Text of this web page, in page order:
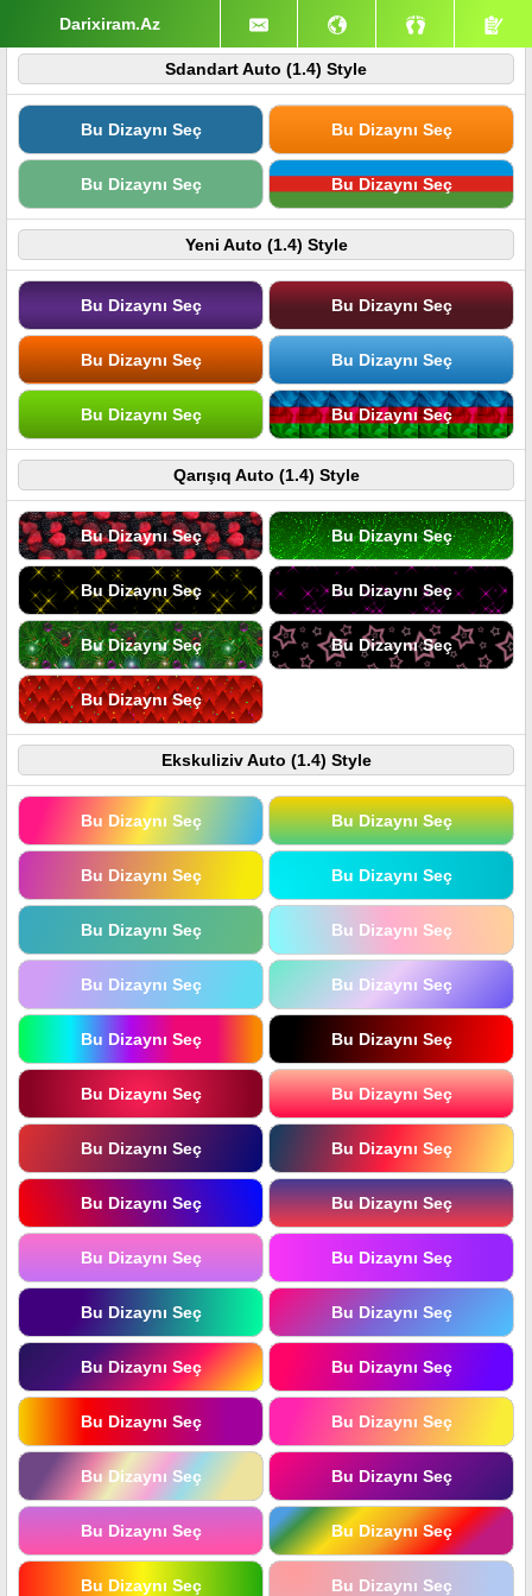
Darixiram.Az
Sdandart Auto (1.4) Style
Bu Dizaynı Seç Bu Dizaynı Seç
Bu Dizaynı Seç Bu Dizaynı Seç
Yeni Auto (1.4) Style
Bu Dizaynı Seç Bu Dizaynı Seç
Bu Dizaynı Seç Bu Dizaynı Seç
Bu Dizaynı Seç Bu Dizaynı Seç
Qarışıq Auto (1.4) Style
Bu Dizaynı Seç Bu Dizaynı Seç
Bu Dizaynı Seç Bu Dizaynı Seç
Bu Dizaynı Seç Bu Dizaynı Seç
Bu Dizaynı Seç
Ekskuliziv Auto (1.4) Style
Bu Dizaynı Seç Bu Dizaynı Seç
Bu Dizaynı Seç Bu Dizaynı Seç
Bu Dizaynı Seç Bu Dizaynı Seç
Bu Dizaynı Seç Bu Dizaynı Seç
Bu Dizaynı Seç Bu Dizaynı Seç
Bu Dizaynı Seç Bu Dizaynı Seç
Bu Dizaynı Seç Bu Dizaynı Seç
Bu Dizaynı Seç Bu Dizaynı Seç
Bu Dizaynı Seç Bu Dizaynı Seç
Bu Dizaynı Seç Bu Dizaynı Seç
Bu Dizaynı Seç Bu Dizaynı Seç
Bu Dizaynı Seç Bu Dizaynı Seç
Bu Dizaynı Seç Bu Dizaynı Seç
Bu Dizaynı Seç Bu Dizaynı Seç
Bu Dizaynı Seç Bu Dizaynı Seç